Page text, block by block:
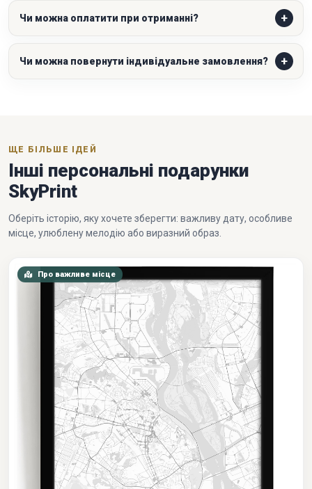
Чи можна оплатити при отриманні?
Чи можна повернути індивідуальне замовлення?
ЩЕ БІЛЬШЕ ІДЕЙ
Інші персональні подарунки
SkyPrint
Оберіть історію, яку хочете зберегти: важливу дату, особливе
місце, улюблену мелодію або виразний образ.
Про важливе місце